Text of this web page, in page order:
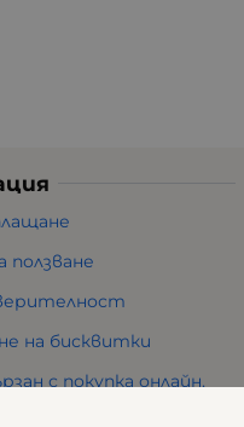
ползване
на бисквитки
с покупка онлайн,